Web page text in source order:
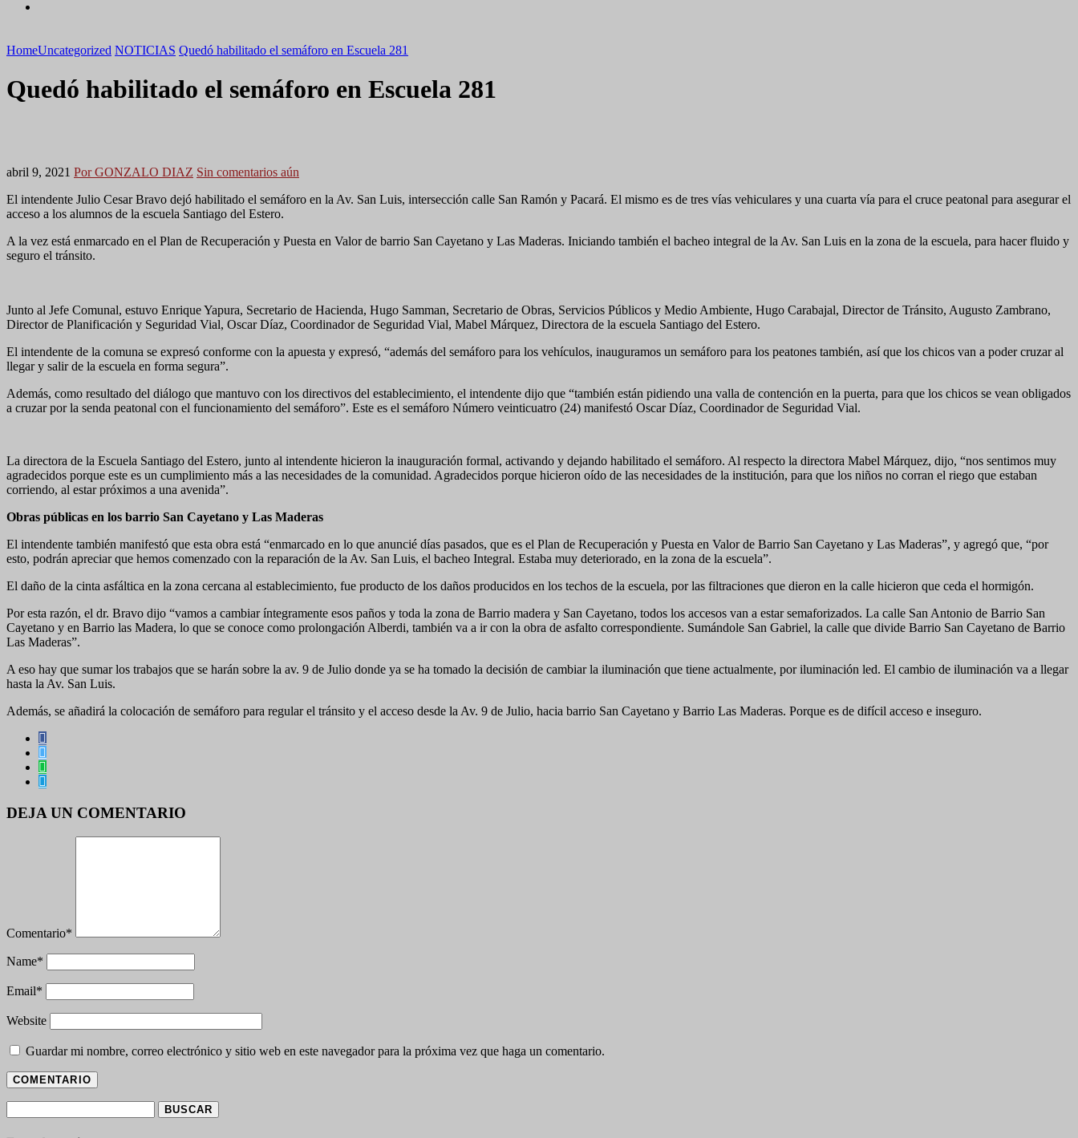
HomeUncategorized NOTICIAS Quedó habilitado el semáforo en Escuela 281
Quedó habilitado el semáforo en Escuela 281
abril 9, 2021 Por GONZALO DIAZ Sin comentarios aún
El intendente Julio Cesar Bravo dejó habilitado el semáforo en la Av. San Luis, intersección calle San Ramón y Pacará. El mismo es de tres vías vehiculares y una cuarta vía para el cruce peatonal para asegurar el
acceso a los alumnos de la escuela Santiago del Estero.
A la vez está enmarcado en el Plan de Recuperación y Puesta en Valor de barrio San Cayetano y Las Maderas. Iniciando también el bacheo integral de la Av. San Luis en la zona de la escuela, para hacer fluido y
seguro el tránsito.
Junto al Jefe Comunal, estuvo Enrique Yapura, Secretario de Hacienda, Hugo Samman, Secretario de Obras, Servicios Públicos y Medio Ambiente, Hugo Carabajal, Director de Tránsito, Augusto Zambrano,
Director de Planificación y Seguridad Vial, Oscar Díaz, Coordinador de Seguridad Vial, Mabel Márquez, Directora de la escuela Santiago del Estero.
El intendente de la comuna se expresó conforme con la apuesta y expresó, “además del semáforo para los vehículos, inauguramos un semáforo para los peatones también, así que los chicos van a poder cruzar al
llegar y salir de la escuela en forma segura”.
Además, como resultado del diálogo que mantuvo con los directivos del establecimiento, el intendente dijo que “también están pidiendo una valla de contención en la puerta, para que los chicos se vean obligados
a cruzar por la senda peatonal con el funcionamiento del semáforo”. Este es el semáforo Número veinticuatro (24) manifestó Oscar Díaz, Coordinador de Seguridad Vial.
La directora de la Escuela Santiago del Estero, junto al intendente hicieron la inauguración formal, activando y dejando habilitado el semáforo. Al respecto la directora Mabel Márquez, dijo, “nos sentimos muy
agradecidos porque este es un cumplimiento más a las necesidades de la comunidad. Agradecidos porque hicieron oído de las necesidades de la institución, para que los niños no corran el riego que estaban
corriendo, al estar próximos a una avenida”.
Obras públicas en los barrio San Cayetano y Las Maderas
El intendente también manifestó que esta obra está “enmarcado en lo que anuncié días pasados, que es el Plan de Recuperación y Puesta en Valor de Barrio San Cayetano y Las Maderas”, y agregó que, “por
esto, podrán apreciar que hemos comenzado con la reparación de la Av. San Luis, el bacheo Integral. Estaba muy deteriorado, en la zona de la escuela”.
El daño de la cinta asfáltica en la zona cercana al establecimiento, fue producto de los daños producidos en los techos de la escuela, por las filtraciones que dieron en la calle hicieron que ceda el hormigón.
Por esta razón, el dr. Bravo dijo “vamos a cambiar íntegramente esos paños y toda la zona de Barrio madera y San Cayetano, todos los accesos van a estar semaforizados. La calle San Antonio de Barrio San
Cayetano y en Barrio las Madera, lo que se conoce como prolongación Alberdi, también va a ir con la obra de asfalto correspondiente. Sumándole San Gabriel, la calle que divide Barrio San Cayetano de Barrio
Las Maderas”.
A eso hay que sumar los trabajos que se harán sobre la av. 9 de Julio donde ya se ha tomado la decisión de cambiar la iluminación que tiene actualmente, por iluminación led. El cambio de iluminación va a llegar
hasta la Av. San Luis.
Además, se añadirá la colocación de semáforo para regular el tránsito y el acceso desde la Av. 9 de Julio, hacia barrio San Cayetano y Barrio Las Maderas. Porque es de difícil acceso e inseguro.
DEJA UN COMENTARIO
Comentario*
Name*
Email*
Website
Guardar mi nombre, correo electrónico y sitio web en este navegador para la próxima vez que haga un comentario.